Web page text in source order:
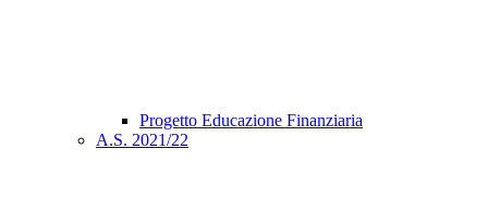
Progetto Educazione Finanziaria
A.S. 2021/22